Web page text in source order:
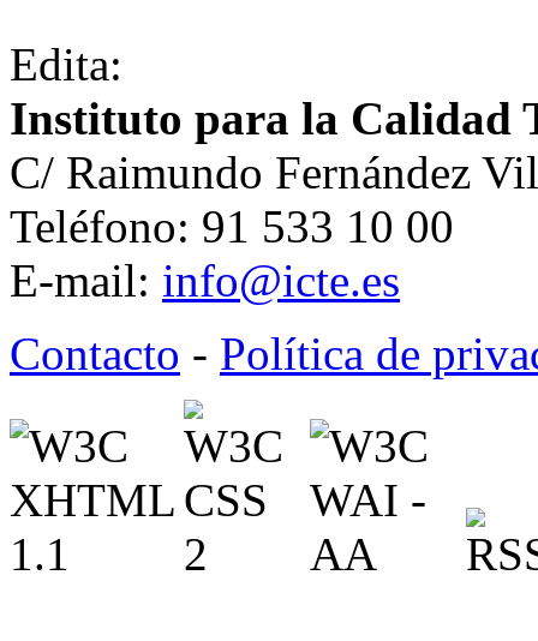
Edita:
Instituto para la Calidad
C/ Raimundo Fernández
Teléfono: 91 533 10 00
E-mail: info@icte.es
Contacto - Política de